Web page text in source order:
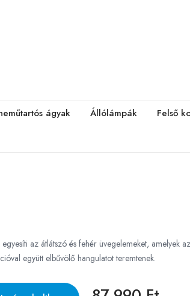
ágyak Állólámpák
Felső
az átlátszó és fehér üvegelemeket, amelyek
együtt elbűvölő hangulatot teremtenek.